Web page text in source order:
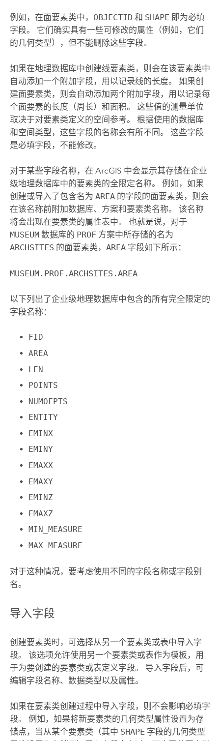
例如，在面要素类中， OBJECTID和 SHAPE 即为必填
字段。 它们确实具有一些可修改的属性（例如，它们
的几何类型），但不能删除这些字段。
如果在地理数据库中创建线要素类，则会在该要素类中
自动添加一个附加字段，用以记录线的长度。 如果创
建面要素类，则会自动添加两个附加字段，用以记录每
个面要素的长度（周长）和面积。 这些值的测量单位
取决于对要素类定义的空间参考。 根据使用的数据库
和空间类型，这些字段的名称会有所不同。 这些字段
是必填字段，不能修改。
对于某些字段名称，在 ArcGIS 中会显示其存储在企业
级地理数据库中的要素类的全限定名称。 例如，如果
创建或导入了包含名为 AREA的字段的面要素类，则会
在该名称前附加数据库、方案和要素类名称。 该名称
将会出现在要素类的属性表中。 也就是说，对于
MUSEUM数据库的 PROF方案中所存储的名为
ARCHSITES 的面要素类， AREA字段如下所示：
MUSEUM.PROF.ARCHSITES.AREA
以下列出了企业级地理数据库中包含的所有完全限定的
字段名称：
FID
AREA
LEN
POINTS
NUMOFPTS
ENTITY
EMINX
EMINY
EMAXX
EMAXY
EMINZ
EMAXZ
MIN_MEASURE
MAX_MEASURE
对于这种情况，要考虑使用不同的字段名称或字段别
名。
导入字段
创建要素类时，可选择从另一个要素类或表中导入字
段。 该选项允许使用另一个要素类或表作为模板，用
于为要创建的要素类或表定义字段。 导入字段后，可
编辑字段名称、数据类型以及属性。
如果在要素类创建过程中导入字段，则不会影响必填字
段。 例如，如果将新要素类的几何类型属性设置为存
储点，当从某个要素类（其中 SHAPE字段的几何类型